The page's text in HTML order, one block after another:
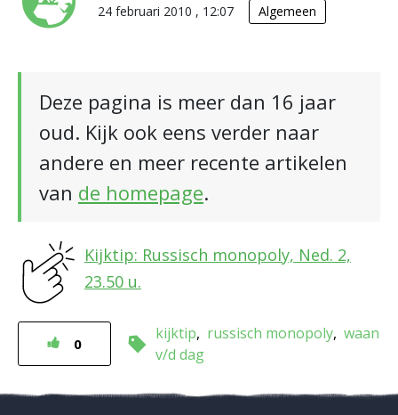
24 februari 2010 , 12:07 Algemeen
Deze pagina is meer dan 16 jaar
oud. Kijk ook eens verder naar
andere en meer recente artikelen
van de homepage.
Kijktip: Russisch monopoly, Ned. 2,
23.50 u.
0
kijktip russisch monopoly waan
v/d dag